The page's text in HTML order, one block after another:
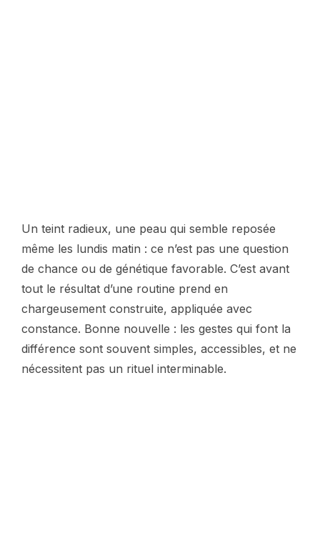
Un teint radieux, une peau qui semble reposée
même les lundis matin : ce n’est pas une question
de chance ou de génétique favorable. C’est avant
tout le résultat d’une routine prend en
chargeusement construite, appliquée avec
constance. Bonne nouvelle : les gestes qui font la
différence sont souvent simples, accessibles, et ne
nécessitent pas un rituel interminable.